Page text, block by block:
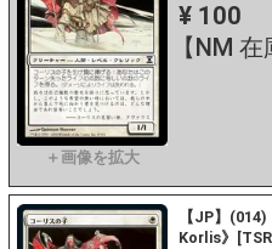
¥ 100
【NM 在
【JP】
Korlis》